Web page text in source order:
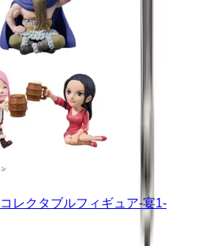
レクタブルフィギュア-宴1-